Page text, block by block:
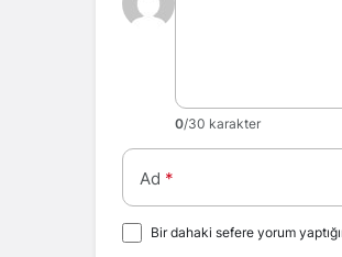
0/30 karakter
Ad *
Bir dahaki sefere yorum